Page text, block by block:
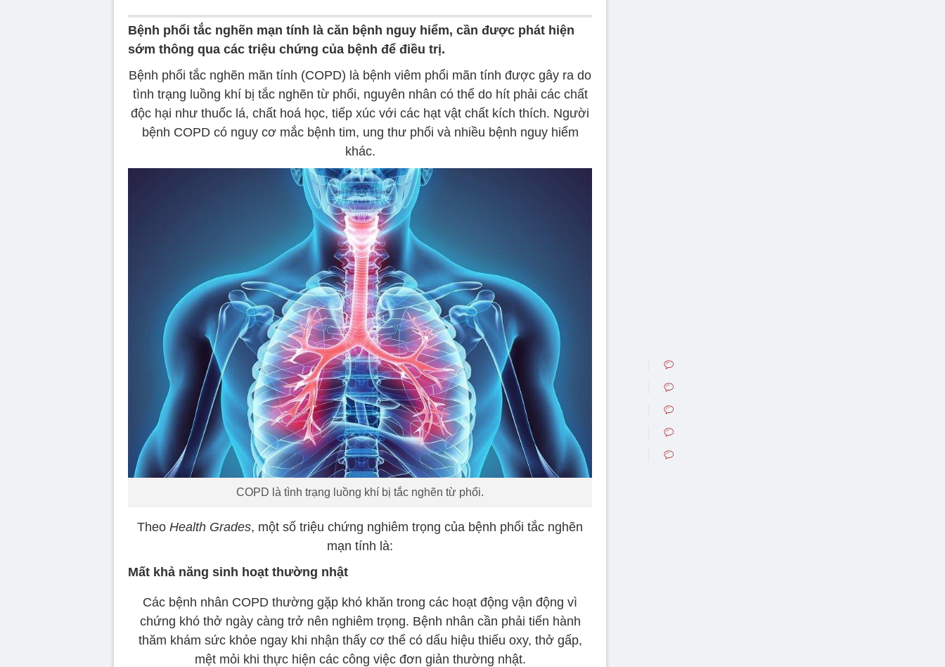
Bệnh phổi tắc nghẽn mạn tính là căn bệnh nguy hiểm, cần được phát hiện
sớm thông qua các triệu chứng của bệnh để điều trị.
Bệnh phổi tắc nghẽn mãn tính (COPD) là bệnh viêm phổi mãn tính được gây ra do
tình trạng luồng khí bị tắc nghẽn từ phổi, nguyên nhân có thể do hít phải các chất
độc hại như thuốc lá, chất hoá học, tiếp xúc với các hạt vật chất kích thích. Người
bệnh COPD có nguy cơ mắc bệnh tim, ung thư phổi và nhiều bệnh nguy hiểm
khác.
COPD là tình trạng luồng khí bị tắc nghẽn từ phổi.
Theo Health Grades, một số triệu chứng nghiêm trọng của bệnh phổi tắc nghẽn
mạn tính là:
Mất khả năng sinh hoạt thường nhật
Các bệnh nhân COPD thường gặp khó khăn trong các hoạt động vận động vì
chứng khó thở ngày càng trở nên nghiêm trọng. Bệnh nhân cần phải tiến hành
thăm khám sức khỏe ngay khi nhận thấy cơ thể có dấu hiệu thiếu oxy, thở gấp,
mệt mỏi khi thực hiện các công việc đơn giản thường nhật.